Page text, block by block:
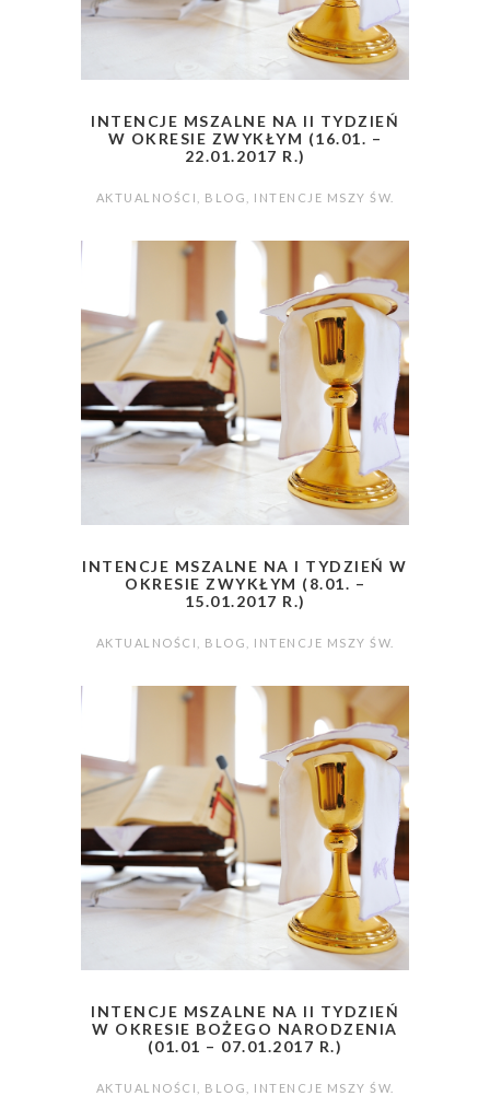
INTENCJE MSZALNE NA II TYDZIEŃ
W OKRESIE ZWYKŁYM (16.01. –
22.01.2017 R.)
AKTUALNOŚCI BLOG INTENCJE MSZY ŚW.
INTENCJE MSZALNE NA I TYDZIEŃ W
OKRESIE ZWYKŁYM (8.01. –
15.01.2017 R.)
AKTUALNOŚCI BLOG INTENCJE MSZY ŚW.
INTENCJE MSZALNE NA II TYDZIEŃ
W OKRESIE BOŻEGO NARODZENIA
(01.01 – 07.01.2017 R.)
AKTUALNOŚCI BLOG INTENCJE MSZY ŚW.